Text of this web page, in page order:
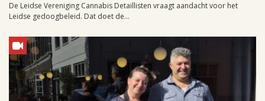
De Leidse Vereniging Cannabis Detaillisten vraagt aandacht voor het
Leidse gedoogbeleid. Dat doet de...